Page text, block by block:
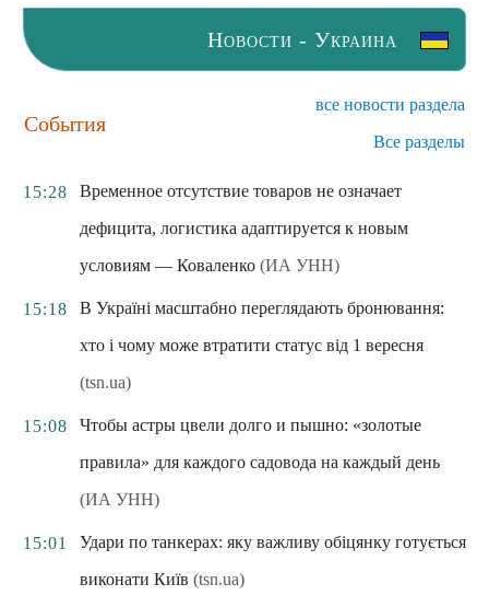
Новости - Украина
События
все новости раздела
Все разделы
15:28
Временное отсутствие товаров не означает
дефицита, логистика адаптируется к новым
условиям — Коваленко (ИА УНН)
15:18
В Україні масштабно переглядають бронювання:
хто і чому може втратити статус від 1 вересня
(tsn.ua)
15:08
Чтобы астры цвели долго и пышно: «золотые
правила» для каждого садовода на каждый день
(ИА УНН)
15:01
Удари по танкерах: яку важливу обіцянку готується
виконати Київ (tsn.ua)